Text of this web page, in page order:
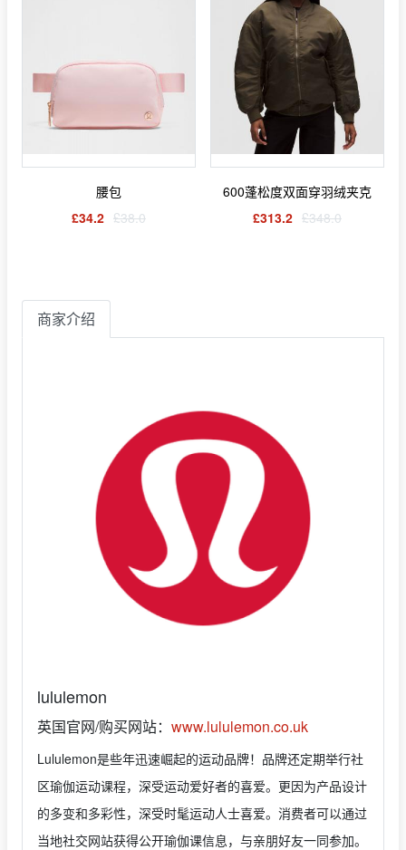
腰包
£34.2 £38.0
600蓬松度双面穿羽绒夹克
£313.2 £348.0
商家介绍
lululemon
英国官网/购买网站： www.lululemon.co.uk
Lululemon是些年迅速崛起的运动品牌！品牌还定期举行社
区瑜伽运动课程，深受运动爱好者的喜爱。更因为产品设计
的多变和多彩性，深受时髦运动人士喜爱。消费者可以通过
当地社交网站获得公开瑜伽课信息，与亲朋好友一同参加。